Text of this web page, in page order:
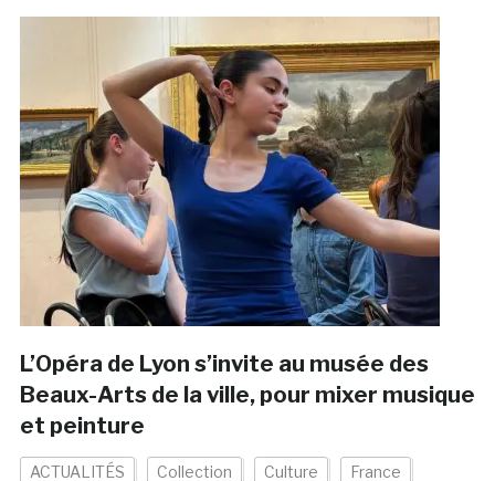
L’Opéra de Lyon s’invite au musée des
Beaux-Arts de la ville, pour mixer musique
et peinture
ACTUALITÉS Collection Culture France